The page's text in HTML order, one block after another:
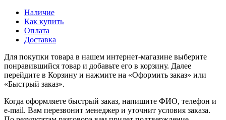
Наличие
Как купить
Оплата
Доставка
Для покупки товара в нашем интернет-магазине выберите
понравившийся товар и добавьте его в корзину. Далее
перейдите в Корзину и нажмите на «Оформить заказ» или
«Быстрый заказ».
Когда оформляете быстрый заказ, напишите ФИО, телефон и
e-mail. Вам перезвонит менеджер и уточнит условия заказа.